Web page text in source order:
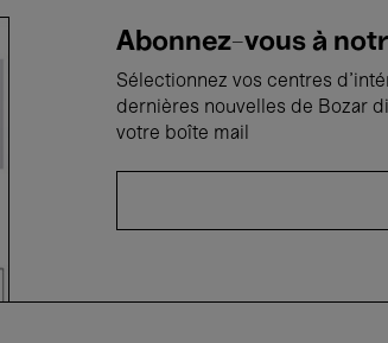
Abonnez-vous à
Sélectionnez vos centres
dernières nouvelles de Bozar
votre boîte mail